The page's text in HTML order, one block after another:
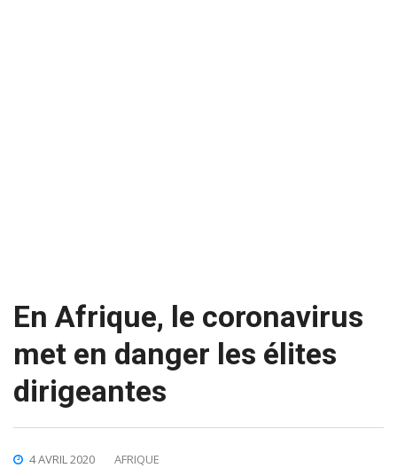
En Afrique, le coronavirus
met en danger les élites
dirigeantes
4 AVRIL 2020
AFRIQUE